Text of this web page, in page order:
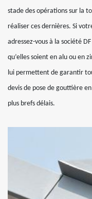
stade des opérations sur la
réaliser ces dernières. Si
adressez-vous à la société
qu’elles soient en alu ou en
lui permettent de garantir
devis de pose de gouttière
plus brefs délais.